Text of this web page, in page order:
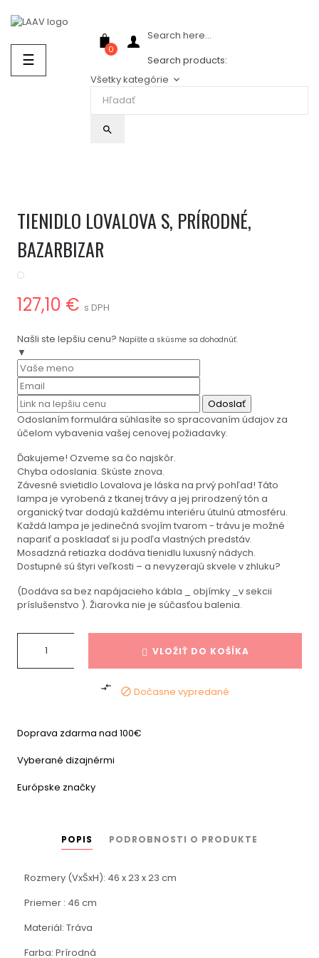
Prepnúť
navigáciu
☰
0
Search here...
Search products:
Všetky kategórie keyboard_arrow_down
search
TIENIDLO LOVALOVA S, PRÍRODNÉ,
BAZARBIZAR
127,10 € s DPH
Našli ste lepšiu cenu? Napíšte a skúsme sa dohodnúť.
▼
Odoslať
Odoslaním formulára súhlasíte so spracovaním údajov za
účelom vybavenia vašej cenovej požiadavky.
Ďakujeme! Ozveme sa čo najskôr.
Chyba odoslania. Skúste znova.
Závesné svietidlo Lovalova je láska na prvý pohľad! Táto
lampa je vyrobená z tkanej trávy a jej prirodzený tón a
organický tvar dodajú každému interiéru útulnú atmosféru.
Každá lampa je jedinečná svojím tvarom - trávu je možné
napariť a poskladať si ju podľa vlastných predstáv.
Mosadzná retiazka dodáva tienidlu luxusný nádych.
Dostupné sú štyri veľkosti – a nevyzerajú skvele v zhluku?
(Dodáva sa bez napájacieho kábla _ objímky _v sekcii
príslušenstvo ). Žiarovka nie je súčasťou balenia.
VLOŽIŤ DO KOŠÍKA
  Dočasne vypredané
Doprava zdarma nad 100€
Vyberané dizajnérmi
Európske značky
POPIS PODROBNOSTI O PRODUKTE
Rozmery (VxŠxH): 46 x 23 x 23 cm
Priemer : 46 cm
Materiál: Tráva
Farba: Prírodná